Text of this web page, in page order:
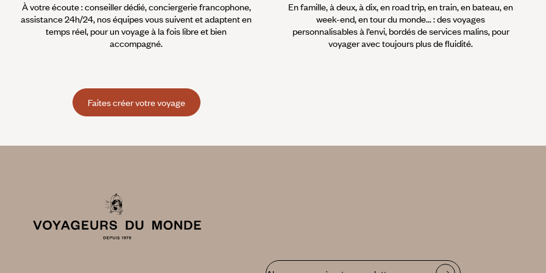
À votre écoute : conseiller dédié, conciergerie francophone,
assistance 24h/24, nos équipes vous suivent et adaptent en
temps réel, pour un voyage à la fois libre et bien
accompagné.
En famille, à deux, à dix, en road trip, en train, en bateau, en
week-end, en tour du monde... : des voyages
personnalisables à l’envi, bordés de services malins, pour
voyager avec toujours plus de fluidité.
Faites créer votre voyage